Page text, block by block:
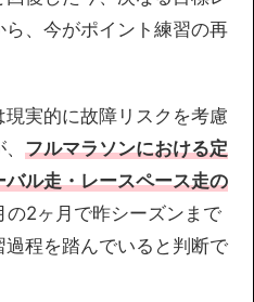
、今がポイント練習の再
実的に故障リスクを考慮
フルマラソンにおける定
ル走・レースペース走の
の2ヶ月で昨シーズンまで
程を踏んでいると判断で